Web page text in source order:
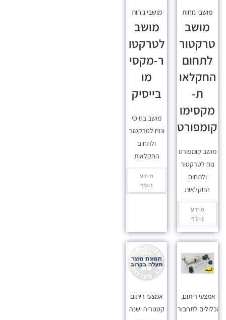
מושבי נוחות
מושב
טרקטור
לתחום
החקלאו
ת-
מקסימו
קומפורט
מושב קומפורט
נוח לטרקטור
ולתחום
החקלאות
מידע
נוסף
מושבי נוחות
מושב
לטרקטו
ר-מקסי
מו
בייסיק
מושב בסיסי
ונוח לטרקטור
ולתחום
החקלאות
מידע
נוסף
אמצעי ריתום,
מכלולים לתחבורה
אמצעי ריתום
קטגוריה ישנה